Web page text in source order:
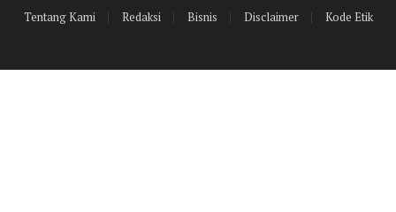
Tentang Kami
Redaksi Bisnis Disclaimer Kode Etik